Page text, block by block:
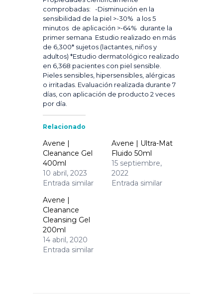
comprobadas: -Disminución en la
sensibilidad de la piel >-30% a los 5
minutos de aplicación >-64% durante la
primer semana Estudio realizado en más
de 6,300* sujetos (lactantes, niños y
adultos) *Estudio dermatológico realizado
en 6,368 pacientes con piel sensible.
Pieles sensibles, hipersensibles, alérgicas
o irritadas. Evaluación realizada durante 7
días, con aplicación de producto 2 veces
por día.
Relacionado
Avene |
Cleanance Gel
400ml
10 abril, 2023
Entrada similar
Avene | Ultra-Mat
Fluido 50ml
15 septiembre,
2022
Entrada similar
Avene |
Cleanance
Cleansing Gel
200ml
14 abril, 2020
Entrada similar